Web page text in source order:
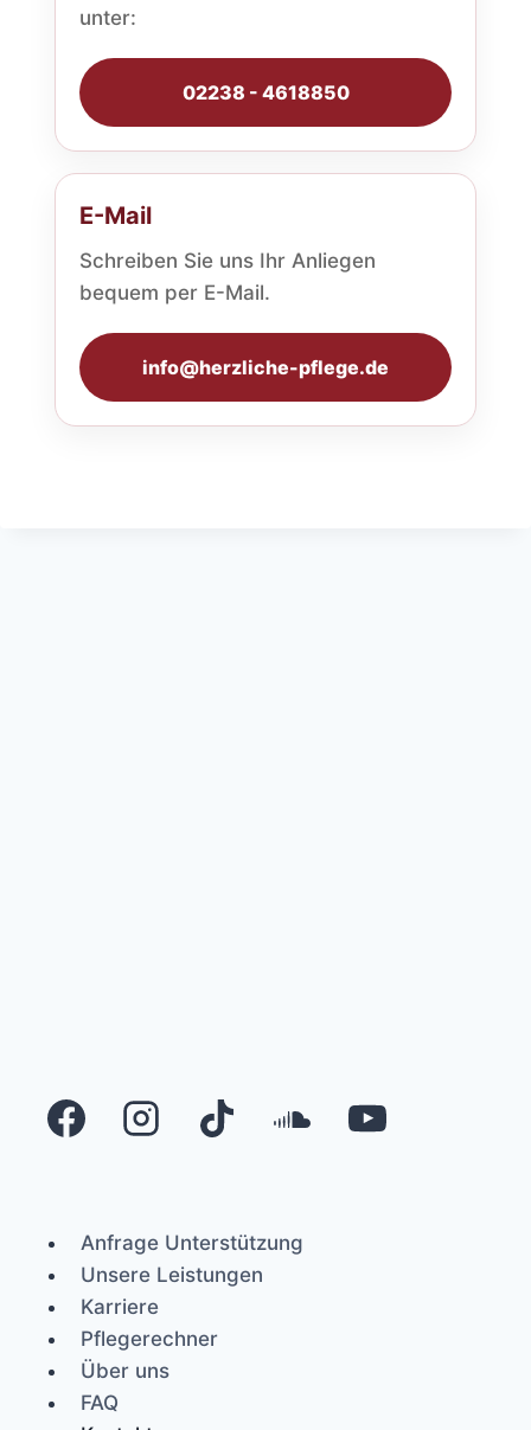
unter:
02238 - 4618850
E-Mail
Schreiben Sie uns Ihr Anliegen
bequem per E-Mail.
info@herzliche-pflege.de
Anfrage Unterstützung
Unsere Leistungen
Karriere
Pflegerechner
Über uns
FAQ